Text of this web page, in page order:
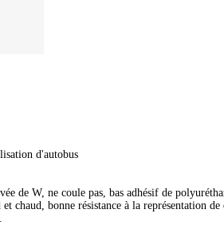
d'autobus
de W, ne coule pas, bas adhésif de
bonne résistance à la représentation